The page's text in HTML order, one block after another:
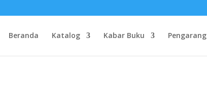
Beranda Katalog Kabar Buku Pengarang